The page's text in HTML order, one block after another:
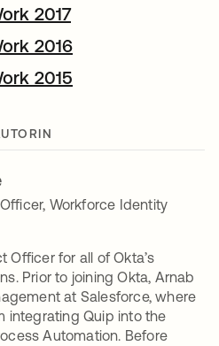
2017
2016
2015
Workforce Identity
Officer for all of Okta’s
Prior to joining Okta, Arnab
at Salesforce, where
integrating Quip into the
Automation. Before